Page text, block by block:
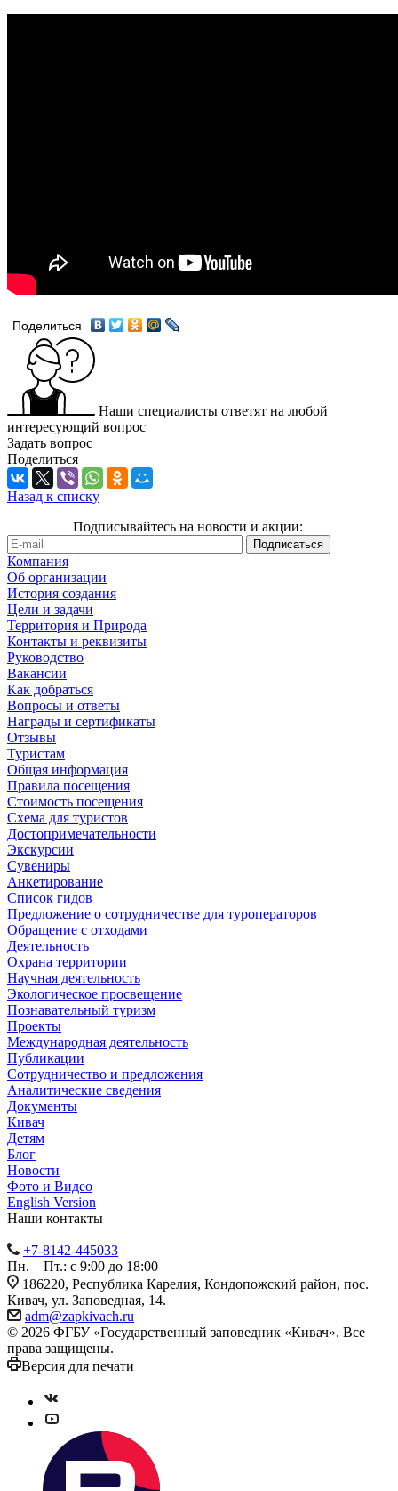
Поделиться
Наши специалисты ответят на любой
интересующий вопрос
Задать вопрос
Поделиться
Назад к списку
Подписывайтесь на новости и акции:
Компания
Об организации
История создания
Цели и задачи
Территория и Природа
Контакты и реквизиты
Руководство
Вакансии
Как добраться
Вопросы и ответы
Награды и сертификаты
Отзывы
Туристам
Общая информация
Правила посещения
Стоимость посещения
Схема для туристов
Достопримечательности
Экскурсии
Сувениры
Анкетирование
Список гидов
Предложение о сотрудничестве для туроператоров
Обращение с отходами
Деятельность
Охрана территории
Научная деятельность
Экологическое просвещение
Познавательный туризм
Проекты
Международная деятельность
Публикации
Сотрудничество и предложения
Аналитические сведения
Документы
Кивач
Детям
Блог
Новости
Фото и Видео
English Version
Наши контакты
+7-8142-445033
Пн. – Пт.: с 9:00 до 18:00
186220, Республика Карелия, Кондопожский район, пос.
Кивач, ул. Заповедная, 14.
adm@zapkivach.ru
© 2026 ФГБУ «Государственный заповедник «Кивач». Все
права защищены.
Версия для печати